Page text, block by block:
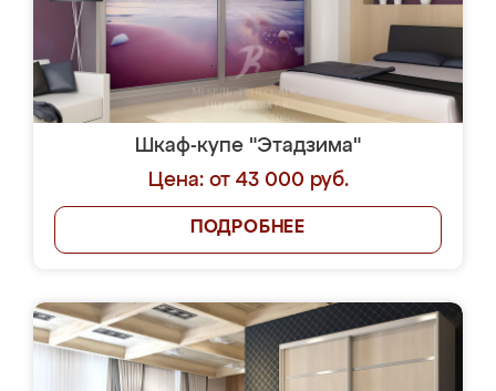
Шкаф-купе "Этадзима"
Цена: от 43 000 руб.
ПОДРОБНЕЕ